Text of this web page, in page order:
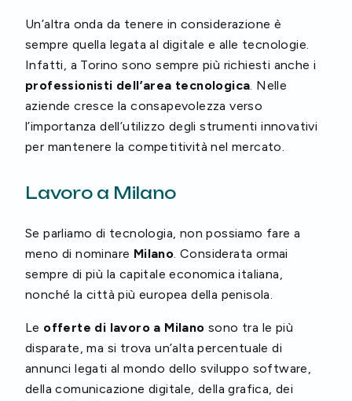
Un’altra onda da tenere in considerazione è
sempre quella legata al digitale e alle tecnologie.
Infatti, a Torino sono sempre più richiesti anche i
professionisti dell’area tecnologica. Nelle
aziende cresce la consapevolezza verso
l’importanza dell’utilizzo degli strumenti innovativi
per mantenere la competitività nel mercato.
Lavoro a Milano
Se parliamo di tecnologia, non possiamo fare a
meno di nominare Milano. Considerata ormai
sempre di più la capitale economica italiana,
nonché la città più europea della penisola.
Le offerte di lavoro a Milano sono tra le più
disparate, ma si trova un’alta percentuale di
annunci legati al mondo dello sviluppo software,
della comunicazione digitale, della grafica, dei